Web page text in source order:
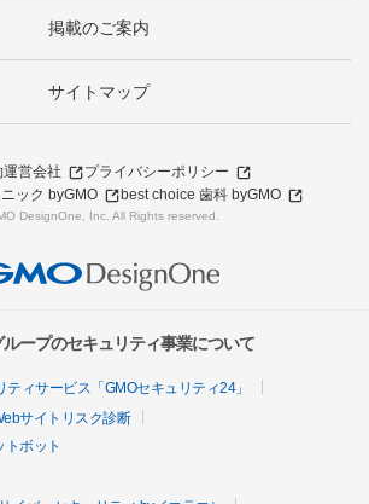
掲載のご案内
サイトマップ
運営会社
プライバシーポリシー
ック byGMO
best choice 歯科 byGMO
DesignOne, Inc. All Rights reserved.
ープのセキュリティ事業について
ィサービス「GMOセキュリティ24」
サイトリスク診断
ボット